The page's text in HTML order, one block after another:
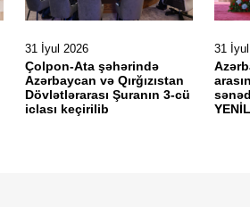
31 İyul 2026
Çolpon-Ata şəhərində
Azərbaycan və Qırğızıstan
Dövlətlərarası Şuranın 3-cü
iclası keçirilib
31